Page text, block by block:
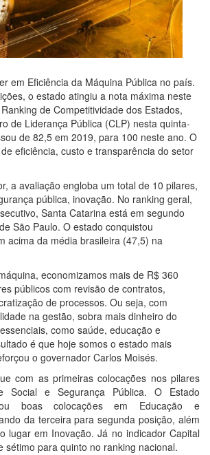
em Eficiência da Máquina Pública no país.
o estado atingiu a nota máxima neste
de Competitividade dos Estados,
de Liderança Pública (CLP) nesta quinta-
de 82,5 em 2019, para 100 neste ano. O
eficiência, custo e transparência do setor
a avaliação engloba um total de 10 pilares,
pública, inovação. No ranking geral,
Santa Catarina está em segundo
São Paulo. O estado conquistou
acima da média brasileira (47,5) na
economizamos mais de R$ 360
públicos com revisão de contratos,
de processos. Ou seja, com
na gestão, sobra mais dinheiro do
como saúde, educação e
é que hoje somos o estado mais
o governador Carlos Moisés.
com as primeiras colocações nos pilares
Social e Segurança Pública. O Estado
boas colocações em Educação e
da terceira para segunda posição, além
lugar em Inovação. Já no indicador Capital
sétimo para quinto no ranking nacional.